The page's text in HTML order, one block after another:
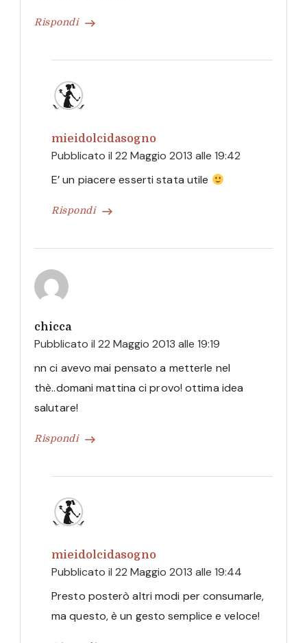
Rispondi
mieidolcidasogno
Pubblicato il 22 Maggio 2013 alle 19:42
Rispondi
E’ un piacere esserti stata utile
chicca
Pubblicato il 22 Maggio 2013 alle 19:19
Rispondi
nn ci avevo mai pensato a metterle nel
thè..domani mattina ci provo! ottima idea
salutare!
mieidolcidasogno
Pubblicato il 22 Maggio 2013 alle 19:44
Presto posterò altri modi per consumarle,
ma questo, è un gesto semplice e veloce!